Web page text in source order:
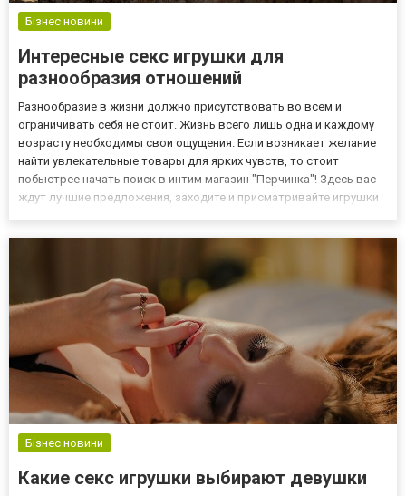
Бізнес новини
Интересные секс игрушки для
разнообразия отношений
Разнообразие в жизни должно присутствовать во всем и
ограничивать себя не стоит. Жизнь всего лишь одна и каждому
возрасту необходимы свои ощущения. Если возникает желание
найти увлекательные товары для ярких чувств, то стоит
побыстрее начать поиск в интим магазин "Перчинка"! Здесь вас
ждут лучшие предложения, заходите и присматривайте игрушки
Бізнес новини
Какие секс игрушки выбирают девушки